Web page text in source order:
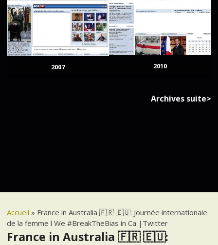
2007 2010
Archives suite>
Accueil » France in Australia 🇫🇷 🇪🇺: Journée internationale
de la femme l We #BreakTheBias in Ca |Twitter
France in Australia 🇫🇷 🇪🇺: